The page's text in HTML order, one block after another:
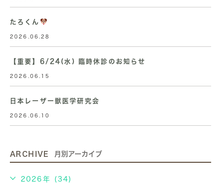
たろくん
2026.06.28
【重要】6/24(水) 臨時休診のお知らせ
2026.06.15
日本レーザー獣医学研究会
2026.06.10
ARCHIVE 月別アーカイブ
2026年 (34)